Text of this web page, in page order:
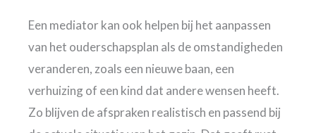
Een mediator kan ook helpen bij het aanpassen
van het ouderschapsplan als de omstandigheden
veranderen, zoals een nieuwe baan, een
verhuizing of een kind dat andere wensen heeft.
Zo blijven de afspraken realistisch en passend bij